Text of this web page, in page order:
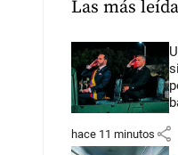
Las más
hace 11 minutos share